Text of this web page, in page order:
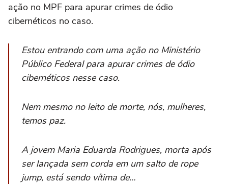
ação no MPF para apurar crimes de ódio
cibernéticos no caso.
Estou entrando com uma ação no Ministério
Público Federal para apurar crimes de ódio
cibernéticos nesse caso.
Nem mesmo no leito de morte, nós, mulheres,
temos paz.
A jovem Maria Eduarda Rodrigues, morta após
ser lançada sem corda em um salto de rope
jump, está sendo vítima de…